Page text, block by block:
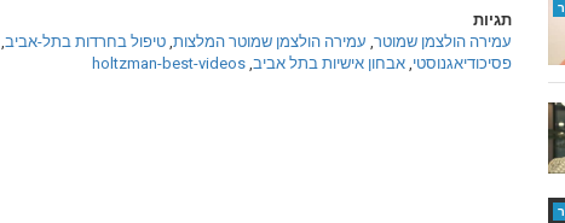
תגיות
עמירה הולצמן שמוטר, עמירה הולצמן שמוטר המלצות, טיפול בחרדות בתל-אביב,
פסיכודיאגנוסטי, אבחון אישיות בתל אביב,
holtzman-best-videos